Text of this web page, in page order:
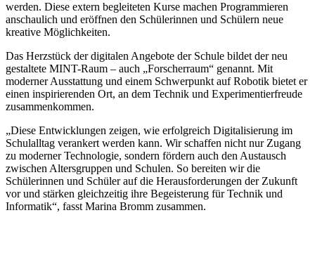
werden. Diese extern begleiteten Kurse machen Programmieren
anschaulich und eröffnen den Schülerinnen und Schülern neue
kreative Möglichkeiten.
Das Herzstück der digitalen Angebote der Schule bildet der neu
gestaltete MINT-Raum – auch „Forscherraum“ genannt. Mit
moderner Ausstattung und einem Schwerpunkt auf Robotik bietet er
einen inspirierenden Ort, an dem Technik und Experimentierfreude
zusammenkommen.
„Diese Entwicklungen zeigen, wie erfolgreich Digitalisierung im
Schulalltag verankert werden kann. Wir schaffen nicht nur Zugang
zu moderner Technologie, sondern fördern auch den Austausch
zwischen Altersgruppen und Schulen. So bereiten wir die
Schülerinnen und Schüler auf die Herausforderungen der Zukunft
vor und stärken gleichzeitig ihre Begeisterung für Technik und
Informatik“, fasst Marina Bromm zusammen.